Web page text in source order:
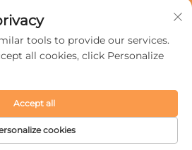
Абонирайте Се
Политика за поверителност
tools to provide our services.
all cookies, click Personalize
cookies
Accept all